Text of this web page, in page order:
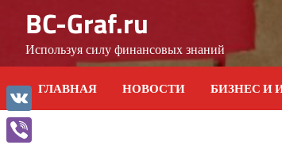
content
BC-Graf.ru
Используя силу финансовых знаний
ГЛАВНАЯ НОВОСТИ БИЗНЕС И
VK